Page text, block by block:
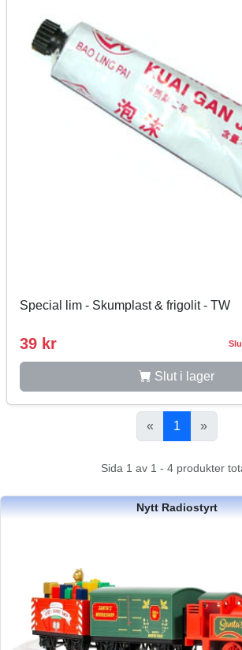
Special lim - Skumplast & frigolit - TW
39 kr
Slut i lager
« 1 »
Sida 1 av 1 - 4 produkter
Nytt Radiostyrt